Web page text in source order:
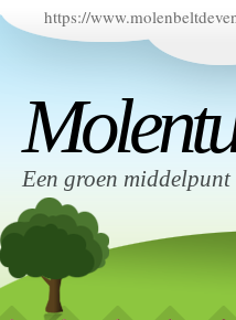
https://
Een groen